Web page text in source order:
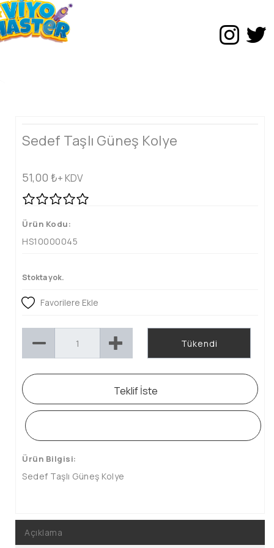
Sedef Taşlı Güneş Kolye
51,00 ₺+ KDV
Ürün Kodu:
HS10000045
Stokta yok.
Favorilere Ekle
Tükendi
Teklif İste
Ürün Bilgisi:
Sedef Taşlı Güneş Kolye
Açıklama